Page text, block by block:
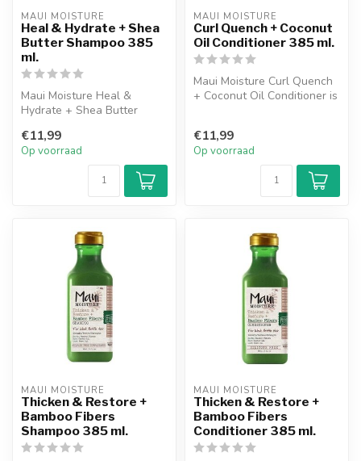
MAUI MOISTURE
Heal & Hydrate + Shea
Butter Shampoo 385
ml.
Maui Moisture Heal &
Hydrate + Shea Butter
voedende shampo...
€11,99
Op voorraad
MAUI MOISTURE
Curl Quench + Coconut
Oil Conditioner 385 ml.
Maui Moisture Curl Quench
+ Coconut Oil Conditioner is
€11,99
Op voorraad
MAUI MOISTURE
Thicken & Restore +
Bamboo Fibers
Shampoo 385 ml.
MAUI MOISTURE
Thicken & Restore +
Bamboo Fibers
Conditioner 385 ml.